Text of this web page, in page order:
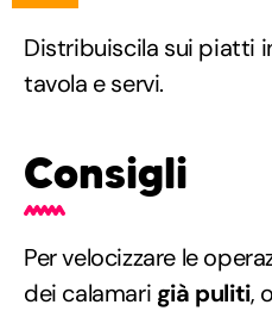
Distribuiscila sui piatti
tavola e servi.
Consigli
Per velocizzare le
dei calamari già puliti,